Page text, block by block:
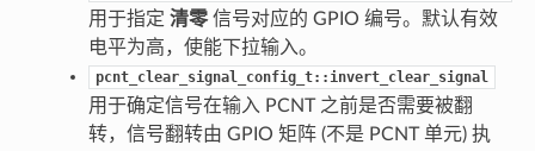
用于指定 清零信号对应的 GPIO 编号。默认有效
电平为高，使能下拉输入。
pcnt_clear_signal_config_t::invert_clear_signal
用于确定信号在输入 PCNT 之前是否需要被翻
转，信号翻转由 GPIO 矩阵 (不是 PCNT 单元) 执